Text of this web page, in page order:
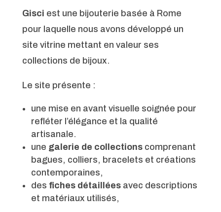
Gisci est une bijouterie basée à Rome
pour laquelle nous avons développé un
site vitrine mettant en valeur ses
collections de bijoux.
Le site présente :
une mise en avant visuelle soignée pour
refléter l’élégance et la qualité
artisanale.
une galerie de collectionscomprenant
bagues, colliers, bracelets et créations
contemporaines,
des fiches détailléesavec descriptions
et matériaux utilisés,